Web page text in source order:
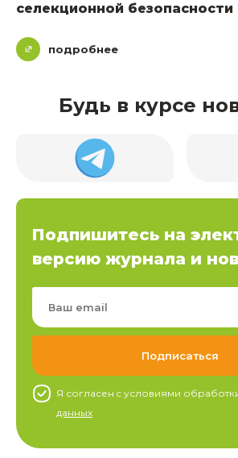
селекционной безопасности
подробнее
Будь в курсе
Подпишитесь на
версию журнала и
Я согласен c условиями
данных